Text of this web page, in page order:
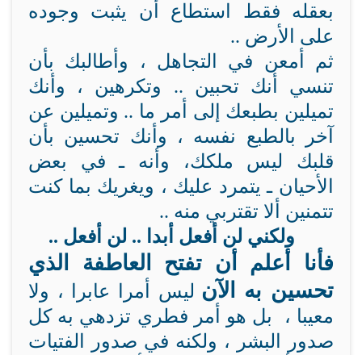
بعقله فقط استطاع أن يثبت وجوده
على الأرض ..
ثم أمعن في التجاهل ، وأطالبك بأن
تنسي أنك تحبين .. وتكرهين ، وأنك
تميلين بطبعك إلى أمر ما .. وتميلين عن
آخر بالطبع نفسه ، وأنك تحسين بأن
قلبك ليس ملكك، وأنه ـ في بعض
الأحيان ـ يتمرد عليك ، ويغريك بما كنت
تتمنين ألا تقتربي منه ..
ولكني لن أفعل أبدا .. لن أفعل ..
فأنا أعلم أن تفتح العاطفة الذي
تحسين به الآن ليس أمرا عابرا ، ولا
معيبا ، بل هو أمر فطري تزدهي به كل
صدور البشر ، ولكنه في صدور الفتيات